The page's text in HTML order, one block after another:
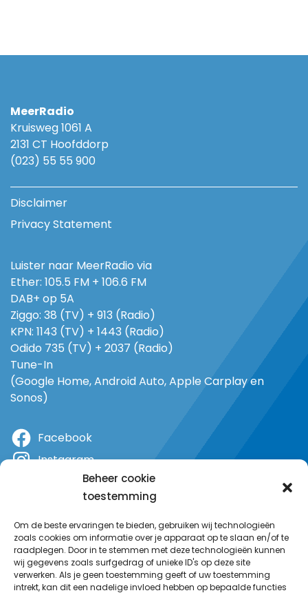
Beheer cookie
toestemming
Om de beste ervaringen te bieden, gebruiken wij technologieën
zoals cookies om informatie over je apparaat op te slaan en/of te
raadplegen. Door in te stemmen met deze technologieën kunnen
wij gegevens zoals surfgedrag of unieke ID's op deze site
verwerken. Als je geen toestemming geeft of uw toestemming
intrekt, kan dit een nadelige invloed hebben op bepaalde functies
MeerRadio
Kruisweg 1061 A
2131 CT Hoofddorp
(023) 55 55 900
Disclaimer
Privacy Statement
Luister naar MeerRadio via
Ether: 105.5 FM + 106.6 FM
DAB+ op 5A
Ziggo: 38 (TV) + 913 (Radio)
KPN: 1143 (TV) + 1443 (Radio)
Odido 735 (TV) + 2037 (Radio)
Tune-In
(Google Home, Android Auto, Apple Carplay en
Sonos)
Facebook
Instagram
YouTube